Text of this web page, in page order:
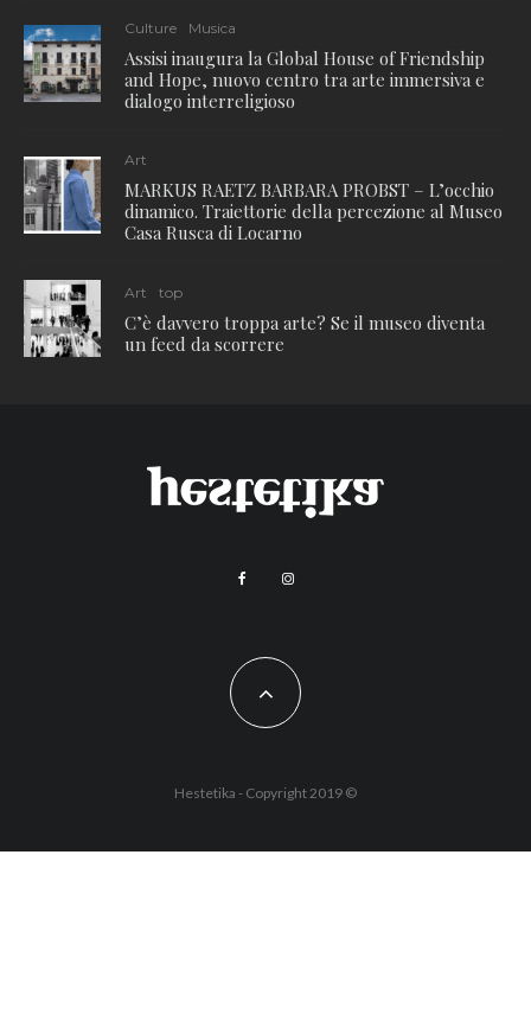
Culture Musica
Assisi inaugura la Global House of Friendship
and Hope, nuovo centro tra arte immersiva e
dialogo interreligioso
Art
MARKUS RAETZ BARBARA PROBST – L’occhio
dinamico. Traiettorie della percezione al Museo
Casa Rusca di Locarno
Art top
C’è davvero troppa arte? Se il museo diventa
un feed da scorrere
Hestetika - Copyright 2019 ©